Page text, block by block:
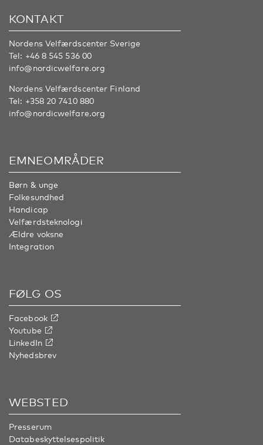
KONTAKT
Nordens Velfærdscenter Sverige
Tel: +46 8 545 536 00
info@nordicwelfare.org
Nordens Velfærdscenter Finland
Tel: +358 20 7410 880
info@nordicwelfare.org
EMNEOMRÅDER
Børn & unge
Folkesundhed
Handicap
Velfærdsteknologi
Ældre voksne
Integration
FØLG OS
Facebook
Youtube
LinkedIn
Nyhedsbrev
WEBSTED
Presserum
Databeskyttelsespolitik